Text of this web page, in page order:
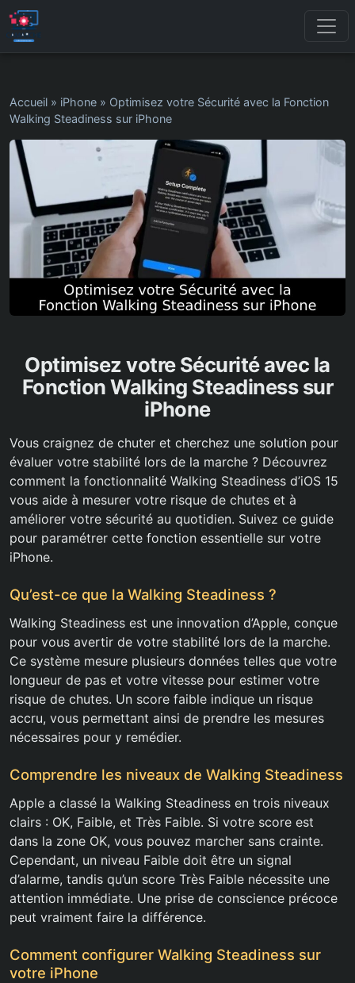
Accueil » iPhone » Optimisez votre Sécurité avec la Fonction
Walking Steadiness sur iPhone
Optimisez votre Sécurité avec la
Fonction Walking Steadiness sur
iPhone
Vous craignez de chuter et cherchez une solution pour
évaluer votre stabilité lors de la marche ? Découvrez
comment la fonctionnalité Walking Steadiness d’iOS 15
vous aide à mesurer votre risque de chutes et à
améliorer votre sécurité au quotidien. Suivez ce guide
pour paramétrer cette fonction essentielle sur votre
iPhone.
Qu’est-ce que la Walking Steadiness ?
Walking Steadiness est une innovation d’Apple, conçue
pour vous avertir de votre stabilité lors de la marche.
Ce système mesure plusieurs données telles que votre
longueur de pas et votre vitesse pour estimer votre
risque de chutes. Un score faible indique un risque
accru, vous permettant ainsi de prendre les mesures
nécessaires pour y remédier.
Comprendre les niveaux de Walking Steadiness
Apple a classé la Walking Steadiness en trois niveaux
clairs : OK, Faible, et Très Faible. Si votre score est
dans la zone OK, vous pouvez marcher sans crainte.
Cependant, un niveau Faible doit être un signal
d’alarme, tandis qu’un score Très Faible nécessite une
attention immédiate. Une prise de conscience précoce
peut vraiment faire la différence.
Comment configurer Walking Steadiness sur
votre iPhone